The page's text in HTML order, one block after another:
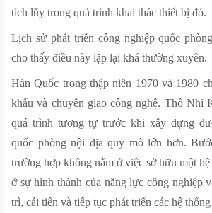
tích lũy trong quá trình khai thác thiết bị đó.
Lịch sử phát triển công nghiệp quốc
cho thấy điều này lặp lại khá thường xuyên.
Hàn Quốc trong thập niên 1970 và 1980
khẩu và chuyển giao công nghệ. Thổ Nhĩ
quá trình tương tự trước khi xây dựng
quốc phòng nội địa quy mô lớn hơn.
trường hợp không nằm ở việc sở hữu một
ở sự hình thành của năng lực công nghiệp
trì, cải tiến và tiếp tục phát triển các hệ